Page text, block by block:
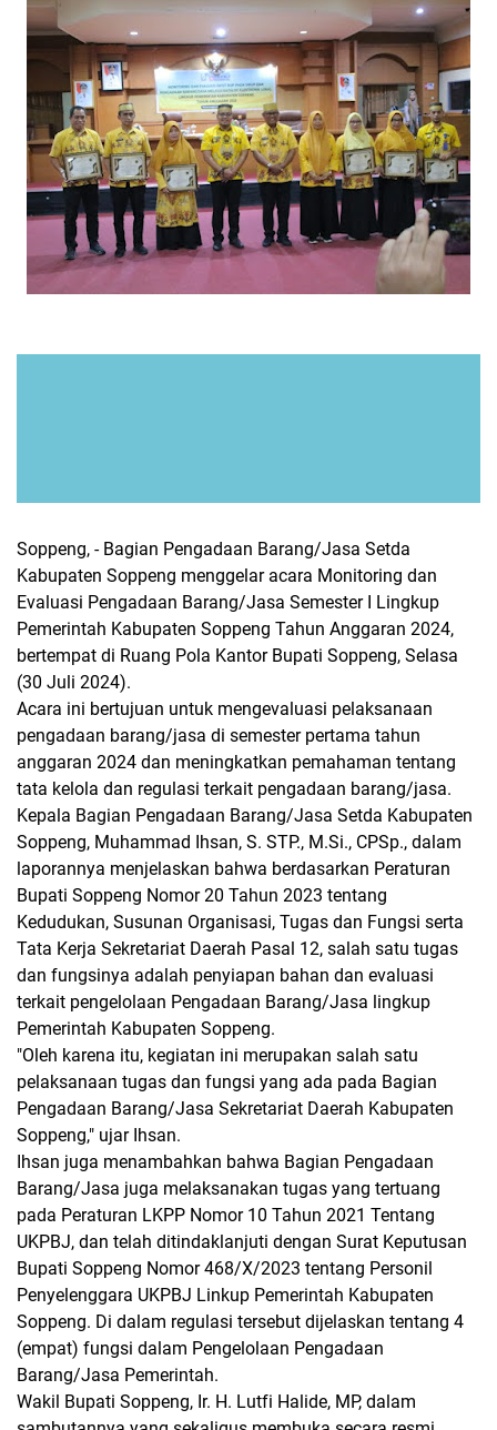
Soppeng, - Bagian Pengadaan Barang/Jasa Setda
Kabupaten Soppeng menggelar acara Monitoring dan
Evaluasi Pengadaan Barang/Jasa Semester I Lingkup
Pemerintah Kabupaten Soppeng Tahun Anggaran 2024,
bertempat di Ruang Pola Kantor Bupati Soppeng, Selasa
(30 Juli 2024).
Acara ini bertujuan untuk mengevaluasi pelaksanaan
pengadaan barang/jasa di semester pertama tahun
anggaran 2024 dan meningkatkan pemahaman tentang
tata kelola dan regulasi terkait pengadaan barang/jasa.
Kepala Bagian Pengadaan Barang/Jasa Setda Kabupaten
Soppeng, Muhammad Ihsan, S. STP., M.Si., CPSp., dalam
laporannya menjelaskan bahwa berdasarkan Peraturan
Bupati Soppeng Nomor 20 Tahun 2023 tentang
Kedudukan, Susunan Organisasi, Tugas dan Fungsi serta
Tata Kerja Sekretariat Daerah Pasal 12, salah satu tugas
dan fungsinya adalah penyiapan bahan dan evaluasi
terkait pengelolaan Pengadaan Barang/Jasa lingkup
Pemerintah Kabupaten Soppeng.
"Oleh karena itu, kegiatan ini merupakan salah satu
pelaksanaan tugas dan fungsi yang ada pada Bagian
Pengadaan Barang/Jasa Sekretariat Daerah Kabupaten
Soppeng," ujar Ihsan.
Ihsan juga menambahkan bahwa Bagian Pengadaan
Barang/Jasa juga melaksanakan tugas yang tertuang
pada Peraturan LKPP Nomor 10 Tahun 2021 Tentang
UKPBJ, dan telah ditindaklanjuti dengan Surat Keputusan
Bupati Soppeng Nomor 468/X/2023 tentang Personil
Penyelenggara UKPBJ Linkup Pemerintah Kabupaten
Soppeng. Di dalam regulasi tersebut dijelaskan tentang 4
(empat) fungsi dalam Pengelolaan Pengadaan
Barang/Jasa Pemerintah.
Wakil Bupati Soppeng, Ir. H. Lutfi Halide, MP, dalam